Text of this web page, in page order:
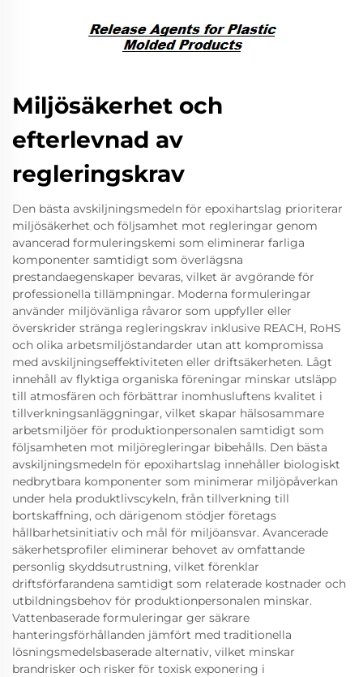
Miljösäkerhet och
efterlevnad av
regleringskrav
Den bästa avskiljningsmedeln för epoxihartslag prioriterar
miljösäkerhet och följsamhet mot regleringar genom
avancerad formuleringskemi som eliminerar farliga
komponenter samtidigt som överlägsna
prestandaegenskaper bevaras, vilket är avgörande för
professionella tillämpningar. Moderna formuleringar
använder miljövänliga råvaror som uppfyller eller
överskrider stränga regleringskrav inklusive REACH, RoHS
och olika arbetsmiljöstandarder utan att kompromissa
med avskiljningseffektiviteten eller driftsäkerheten. Lågt
innehåll av flyktiga organiska föreningar minskar utsläpp
till atmosfären och förbättrar inomhusluftens kvalitet i
tillverkningsanläggningar, vilket skapar hälsosammare
arbetsmiljöer för produktionpersonalen samtidigt som
följsamheten mot miljöregleringar bibehålls. Den bästa
avskiljningsmedeln för epoxihartslag innehåller biologiskt
nedbrytbara komponenter som minimerar miljöpåverkan
under hela produktlivscykeln, från tillverkning till
bortskaffning, och därigenom stödjer företags
hållbarhetsinitiativ och mål för miljöansvar. Avancerade
säkerhetsprofiler eliminerar behovet av omfattande
personlig skyddsutrustning, vilket förenklar
driftsförfarandena samtidigt som relaterade kostnader och
utbildningsbehov för produktionpersonalen minskar.
Vattenbaserade formuleringar ger säkrare
hanteringsförhållanden jämfört med traditionella
lösningsmedelsbaserade alternativ, vilket minskar
brandrisker och risker för toxisk exponering i